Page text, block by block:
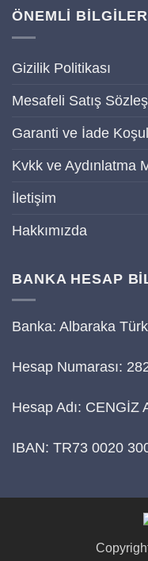
ÖNEMLİ BİLGİLER
Gizilik Politikası
Mesafeli Satış
Garanti ve İade
Kvkk ve Aydınlatma
İletişim
Hakkımızda
BANKA HESAP
Banka: Albaraka
Hesap Numarası:
Hesap Adı: CENGİZ
IBAN: TR73 0020